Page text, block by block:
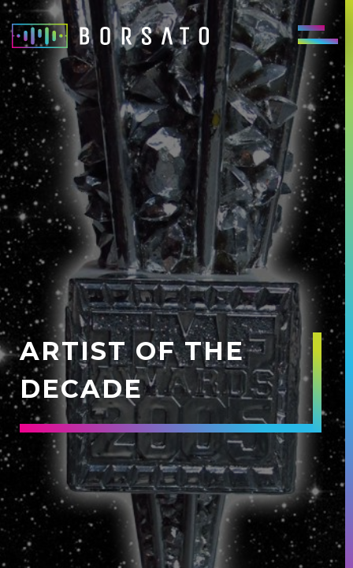
ARTIST OF THE
DECADE